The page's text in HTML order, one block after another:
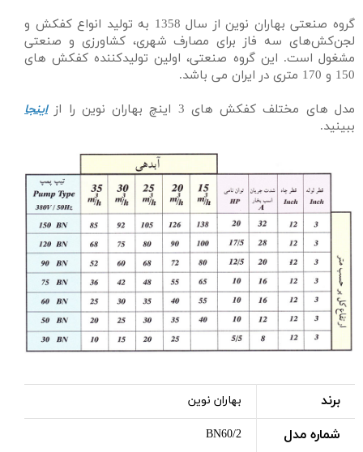
گروه صنعتی بهاران نوین از سال 1358 به تولید انواع کفکش و
لجن‌کش‌های سه فاز برای مصارف شهری، کشاورزی و صنعتی
مشغول است. این گروه صنعتی، اولین تولیدکننده کفکش های
150 و 170 متری در ایران می باشد.
مدل های مختلف کفکش های 3 اینچ بهاران نوین را از
اینجا
ببینید.
برند بهاران نوین
شماره مدل BN60/2